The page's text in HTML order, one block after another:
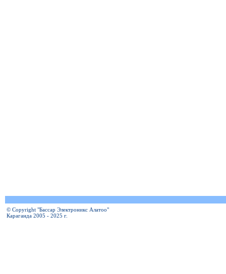
© Copyright "Бассар Электроникс Алатоо"
Караганда 2005 - 2025 г.